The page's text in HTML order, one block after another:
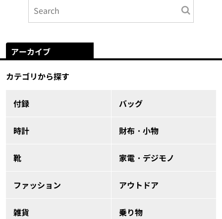
アーカイブ
カテゴリから探す
付録 バッグ
時計 財布・小物
靴 家電・デジモノ
ファッション アウトドア
雑貨 乗り物